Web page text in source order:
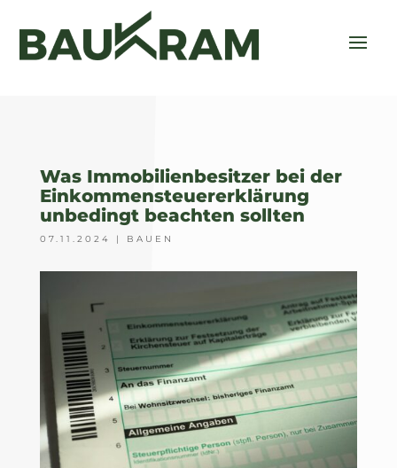
Was Immobilienbesitzer bei der
Einkommensteuererklärung
unbedingt beachten sollten
07.11.2024 | BAUEN